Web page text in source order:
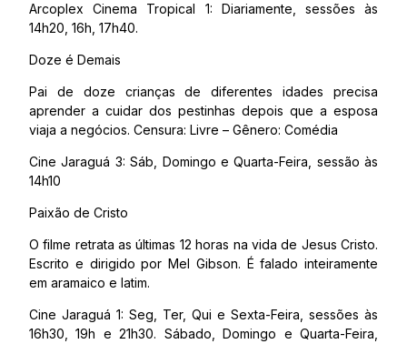
Arcoplex Cinema Tropical 1: Diariamente, sessões às
14h20, 16h, 17h40.
Doze é Demais
Pai de doze crianças de diferentes idades precisa
aprender a cuidar dos pestinhas depois que a esposa
viaja a negócios. Censura: Livre – Gênero: Comédia
Cine Jaraguá 3: Sáb, Domingo e Quarta-Feira, sessão às
14h10
Paixão de Cristo
O filme retrata as últimas 12 horas na vida de Jesus Cristo.
Escrito e dirigido por Mel Gibson. É falado inteiramente
em aramaico e latim.
Cine Jaraguá 1: Seg, Ter, Qui e Sexta-Feira, sessões às
16h30, 19h e 21h30. Sábado, Domingo e Quarta-Feira,